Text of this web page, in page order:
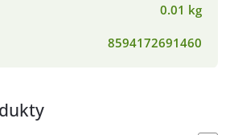
0.01 kg
8594172691460